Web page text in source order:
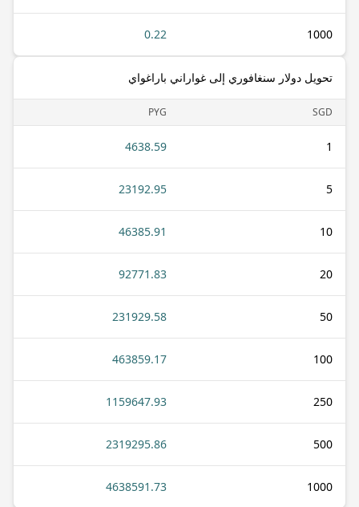
1000
0.22
تحويل دولار سنغافوري إلى غواراني باراغواي
SGD
PYG
1
4638.59
5
23192.95
10
46385.91
20
92771.83
50
231929.58
100
463859.17
250
1159647.93
500
2319295.86
1000
4638591.73